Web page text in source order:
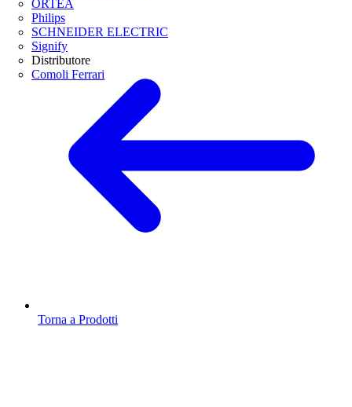
ORTEA
Philips
SCHNEIDER ELECTRIC
Signify
Distributore
Comoli Ferrari
Torna a Prodotti